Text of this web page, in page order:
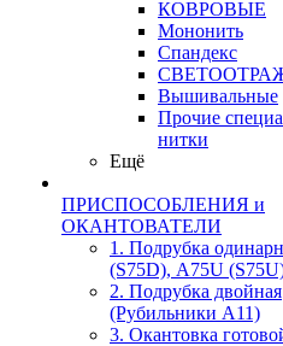
КОВРОВЫЕ
Мононить
Спандекс
Вышивальные
Прочие
нитки
Ещё
ПРИСПОСОБЛЕНИЯ и
ОКАНТОВАТЕЛИ
1. Подрубка
(S75D), А75U
2. Подрубка двойная
(Рубильники А11)
3. Окантовка